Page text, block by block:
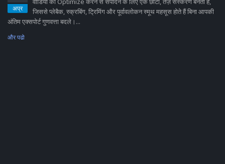
अप्र
जिससे प्लेबैक, स्क्रबिंग, ट्रिमिंग और पूर्वावलोकन स्मूथ महसूस होते हैं बिना आपकी
अंतिम एक्सपोर्ट गुणवत्ता बदले।...
और पढो